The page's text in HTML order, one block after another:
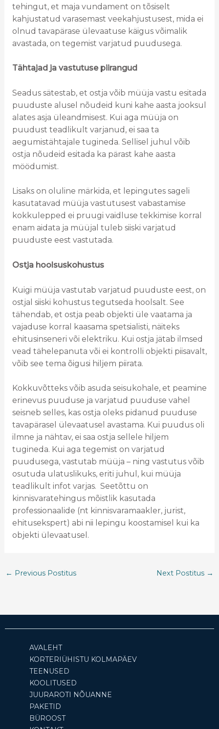
tehingut, et maja vundament on tõsiselt
kahjustatud varasemast veekahjustusest, mida ei
olnud tavapärase ülevaatuse käigus võimalik
avastada, on tegemist varjatud puudusega.
Tähtajad ja vastutuse piirangud
Seadus sätestab, et ostja võib müüja vastu esitada
puuduste alusel nõudeid kuni kahe aasta jooksul
alates asja üleandmisest. Kui aga müüja on
puudust teadlikult varjanud, ei saa ta
aegumistähtajale tugineda. Sellisel juhul võib
ostja nõudeid esitada ka pärast kahe aasta
möödumist.
Lisaks on oluline märkida, et lepingutes sageli
kasutatavad müüja vastutusest vabastamise
kokkulepped ei pruugi vaidluse tekkimise korral
enam aidata ja müüjal tuleb siiski varjatud
puuduste eest vastutada.
Ostja hoolsuskohustus
Kuigi müüja vastutab varjatud puuduste eest, on
ostjal siiski kohustus tegutseda hoolsalt. See
tähendab, et ostja peab objekti üle vaatama ja
vajaduse korral kaasama spetsialisti, näiteks
ehitusinseneri või elektriku. Kui ostja jätab ilmsed
vead tähelepanuta või ei kontrolli objekti piisavalt,
võib see tema õigusi hiljem piirata.
Kokkuvõtteks võib asuda seisukohale, et peamine
erinevus puuduse ja varjatud puuduse vahel
seisneb selles, kas ostja oleks pidanud puuduse
tavapärasel ülevaatusel avastama. Kui puudus oli
ilmne ja nähtav, ei saa ostja sellele hiljem
tugineda. Kui aga tegemist on varjatud
puudusega, vastutab müüja – ning vastutus võib
osutuda ulatuslikuks, eriti juhul, kui müüja
teadlikult infot varjas. Seetõttu on
kinnisvaratehingus mõistlik kasutada
professionaalide (nt kinnisvaramaakler, jurist,
ehitusekspert) abi nii lepingu koostamisel kui ka
objekti ülevaatusel.
← Previous Postitus Next Postitus →
AVALEHT
KORTERIÜHISTU KOLMAPÄEV
TEENUSED
KOOLITUSED
JUURAROTI NÕUANNE
PAKETID
BÜROOST